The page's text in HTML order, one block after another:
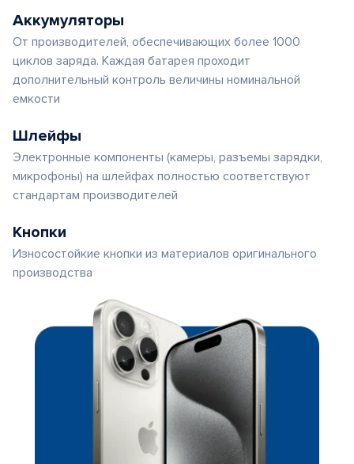
Аккумуляторы
От производителей, обеспечивающих более 1000
циклов заряда. Каждая батарея проходит
дополнительный контроль величины номинальной
емкости
Шлейфы
Электронные компоненты (камеры, разъемы зарядки,
микрофоны) на шлейфах полностью соответствуют
стандартам производителей
Кнопки
Износостойкие кнопки из материалов оригинального
производства